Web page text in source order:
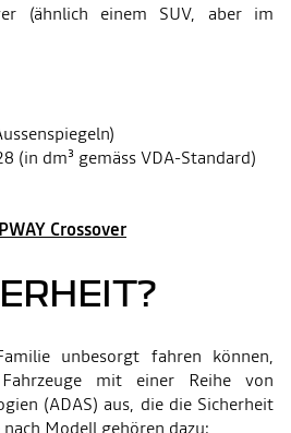
(ähnlich einem SUV, aber im
(in dm³ gemäss VDA-Standard)
Crossover
unbesorgt fahren können,
mit einer Reihe von
(ADAS) aus, die die Sicherheit
Modell gehören dazu: